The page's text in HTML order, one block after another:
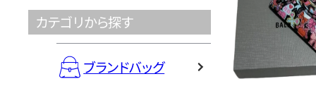
カテゴリから探す
ブランドバッグ